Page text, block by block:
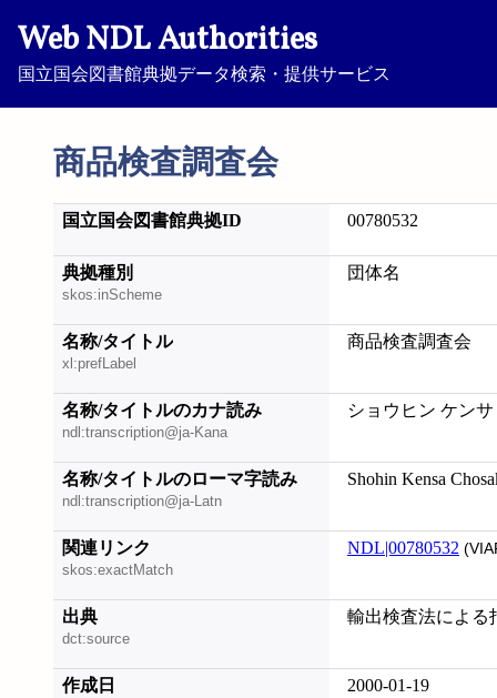
Web NDL Authorities
国立国会図書館典拠データ検索・提供サービス
商品検査調査会
国立国会図書館典拠ID 00780532
典拠種別
skos:inScheme
団体名
名称/タイトル
xl:prefLabel
商品検査調査会
名称/タイトルのカナ読み
ndl:transcription@ja-Kana
ショウヒン ケン
名称/タイトルのローマ字読み
ndl:transcription@ja-Latn
Shohin Kensa
関連リンク
skos:exactMatch
NDL|00780532
出典
dct:source
輸出検査法による
作成日 2000-01-19